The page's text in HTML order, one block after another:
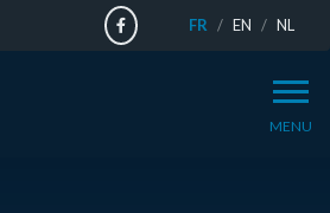
FR EN NL
MENU